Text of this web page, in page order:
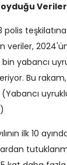
Veriler
polis
yabancı
Bu
(Yabancı
ilk 10